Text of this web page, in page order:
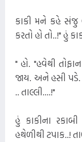
કાકી મને કહે સંજુ
કરતો હો તો..!" હું
" હો. "હવેથી
જાય. અને હસી પડે.
.. તાલ્લી....!"
હું કાકીના
હથેળીથી ટપાક..!